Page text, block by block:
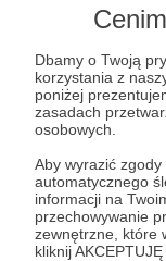
Dbamy o Twoją
korzystania z
poniżej
zasadach
osobowych.
Aby wyrazić
automatycznego
informacji na
przechowywanie
zewnętrzne, które
kliknij
Patronów]
Dodatkowe
Skrzypczaka
armii i strategii
tylko dla Patronów